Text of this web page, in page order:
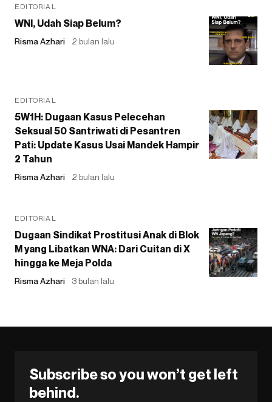
EDITORIAL
WNI, Udah Siap Belum?
Risma Azhari 2 bulan lalu
EDITORIAL
5W1H: Dugaan Kasus Pelecehan
Seksual 50 Santriwati di Pesantren
Pati: Update Kasus Usai Mandek Hampir
2 Tahun
Risma Azhari 2 bulan lalu
EDITORIAL
Dugaan Sindikat Prostitusi Anak di Blok
M yang Libatkan WNA: Dari Cuitan di X
hingga ke Meja Polda
Risma Azhari 3 bulan lalu
Subscribe so you won’t get left
behind.